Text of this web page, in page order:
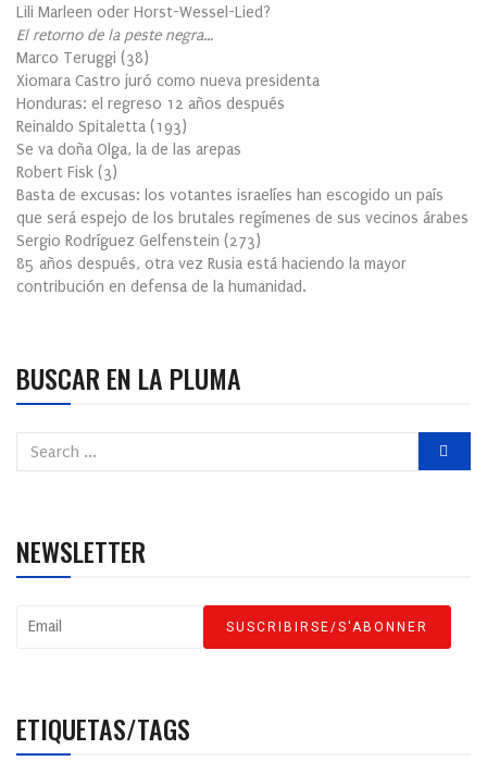
Lili Marleen oder Horst-Wessel-Lied?
El retorno de la peste negra…
Marco Teruggi (38)
Xiomara Castro juró como nueva presidenta
Honduras: el regreso 12 años después
Reinaldo Spitaletta (193)
Se va doña Olga, la de las arepas
Robert Fisk (3)
Basta de excusas: los votantes israelíes han escogido un país
que será espejo de los brutales regímenes de sus vecinos árabes
Sergio Rodríguez Gelfenstein (273)
85 años después, otra vez Rusia está haciendo la mayor
contribución en defensa de la humanidad.
BUSCAR EN LA PLUMA
NEWSLETTER
ETIQUETAS/TAGS